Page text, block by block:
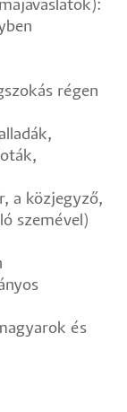
régen
a közjegyző,
szemével)
és